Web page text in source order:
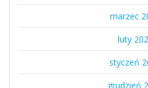
marzec
luty
styczeń
grudzień